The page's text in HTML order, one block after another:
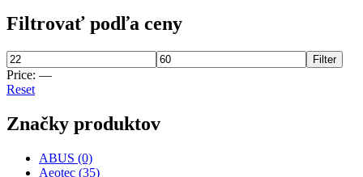
Filtrovať podľa ceny
Filter
Price: —
Reset
Značky produktov
ABUS (0)
Aeotec (35)